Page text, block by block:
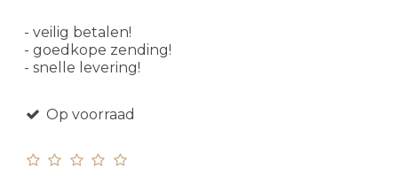
- veilig betalen!
- goedkope zending!
- snelle levering!
Op voorraad